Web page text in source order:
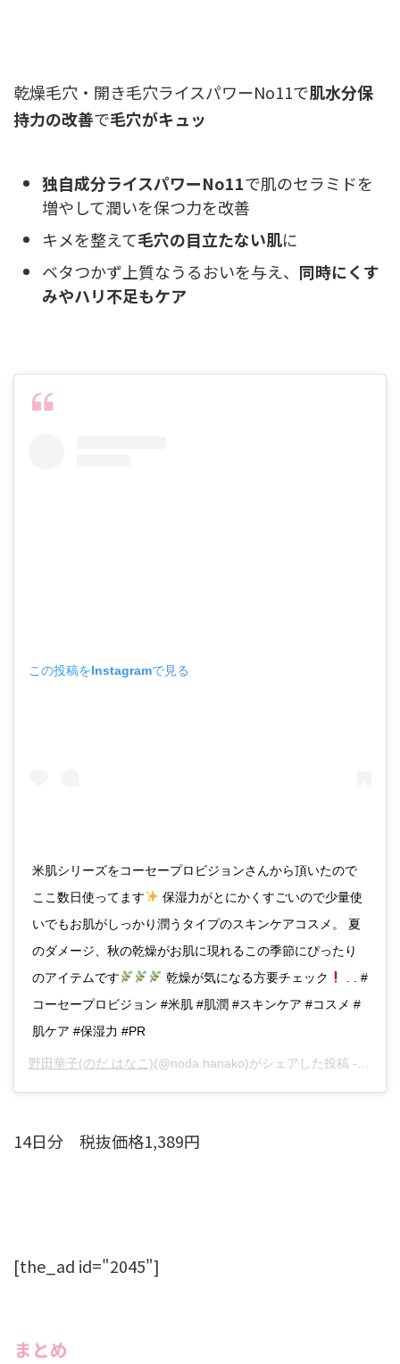
乾燥毛穴・開き毛穴ライスパワーNo11で肌水分保
持力の改善で毛穴がキュッ
独自成分ライスパワーNo11で肌のセラミドを
増やして潤いを保つ力を改善
キメを整えて毛穴の目立たない肌に
ベタつかず上質なうるおいを与え、 同時にくす
みやハリ不足もケア
この投稿をInstagramで見る
米肌シリーズをコーセープロビジョンさんから頂いたので
ここ数日使ってます
保湿力がとにかくすごいので少量使
いでもお肌がしっかり潤うタイプのスキンケアコスメ。 夏
のダメージ、秋の乾燥がお肌に現れるこの季節にぴったり
のアイテムです
乾燥が気になる方要チェック
. . #
コーセープロビジョン #米肌 #肌潤 #スキンケア #コスメ #
肌ケア #保湿力 #PR
野田華子(のだ はなこ)(@noda.hanako)がシェアした投稿 -
14日分 税抜価格1,389円
[the_ad id="2045"]
まとめ